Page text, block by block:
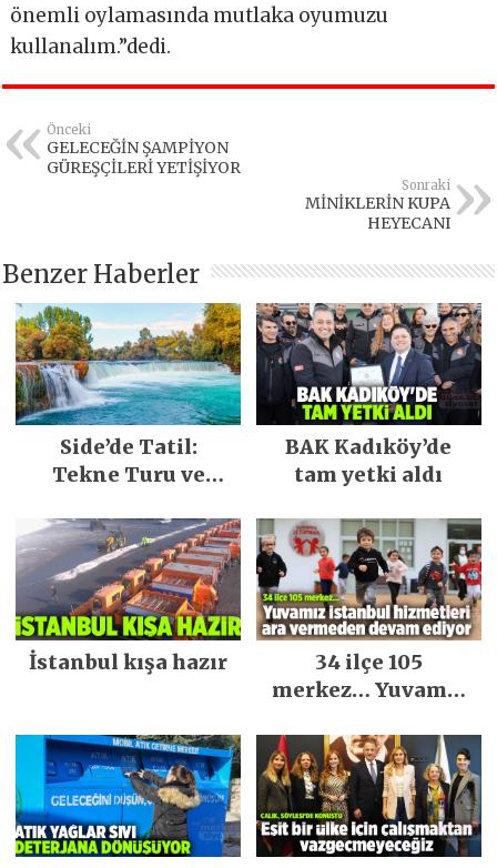
önemli oylamasında mutlaka oyumuzu
kullanalım.”dedi.
Önceki
GELECEĞİN ŞAMPİYON
GÜREŞÇİLERİ YETİŞİYOR
Sonraki
MİNİKLERİN KUPA
HEYECANI
Benzer Haberler
Side’de Tatil:
Tekne Turu ve
BAK Kadıköy’de
tam yetki aldı
İstanbul kışa hazır
34 ilçe 105
merkez… Yuvamız
ara vermeden
devam ediyor